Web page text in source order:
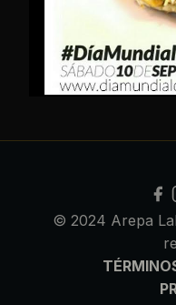
© 2024 Arepa